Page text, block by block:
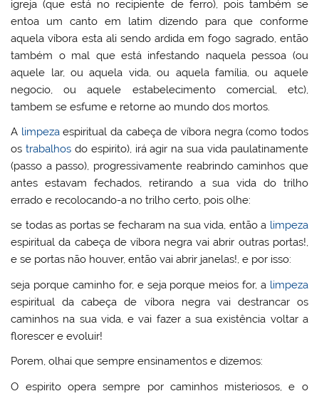
igreja (que está no recipiente de ferro), pois também se
entoa um canto em latim dizendo para que conforme
aquela víbora esta ali sendo ardida em fogo sagrado, então
também o mal que está infestando naquela pessoa (ou
aquele lar, ou aquela vida, ou aquela família, ou aquele
negocio, ou aquele estabelecimento comercial, etc),
tambem se esfume e retorne ao mundo dos mortos.
A limpezaespiritual da cabeça de víbora negra (como todos
ostrabalhos do espirito), irá agir na sua vida paulatinamente
(passo a passo), progressivamente reabrindo caminhos que
antes estavam fechados, retirando a sua vida do trilho
errado e recolocando-a no trilho certo, pois olhe:
se todas as portas se fecharam na sua vida, então a limpeza
espiritual da cabeça de víbora negra vai abrir outras portas!,
e se portas não houver, então vai abrir janelas!, e por isso:
seja porque caminho for, e seja porque meios for, a limpeza
espiritual da cabeça de víbora negra vai destrancar os
caminhos na sua vida, e vai fazer a sua existência voltar a
florescer e evoluir!
Porem, olhai que sempre ensinamentos e dizemos:
O espirito opera sempre por caminhos misteriosos, e o